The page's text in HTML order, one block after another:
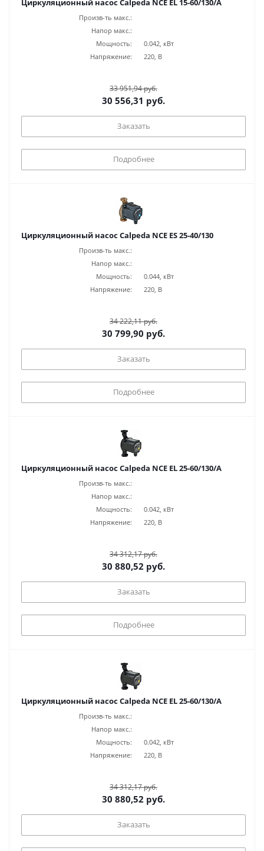
Циркуляционный насос Calpeda NCE EL 15-60/130/A
Произв-ть макс.:
Напор макс.:
Мощность:
0.042, кВт
Напряжение:
220, В
33 951,94 руб.
30 556,31 руб.
Заказать
Подробнее
Циркуляционный насос Calpeda NCE ES 25-40/130
Произв-ть макс.:
Напор макс.:
Мощность:
0.044, кВт
Напряжение:
220, В
34 222,11 руб.
30 799,90 руб.
Заказать
Подробнее
Циркуляционный насос Calpeda NCE EL 25-60/130/A
Произв-ть макс.:
Напор макс.:
Мощность:
0.042, кВт
Напряжение:
220, В
34 312,17 руб.
30 880,52 руб.
Заказать
Подробнее
Циркуляционный насос Calpeda NCE EL 25-60/130/A
Произв-ть макс.:
Напор макс.:
Мощность:
0.042, кВт
Напряжение:
220, В
34 312,17 руб.
30 880,52 руб.
Заказать